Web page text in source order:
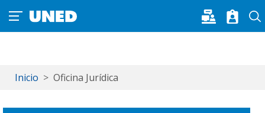
Pasar al contenido principal
Inicio Oficina Jurídica